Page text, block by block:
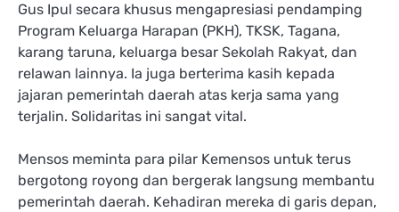
Gus Ipul secara khusus mengapresiasi pendamping
Program Keluarga Harapan (PKH), TKSK, Tagana,
karang taruna, keluarga besar Sekolah Rakyat, dan
relawan lainnya. Ia juga berterima kasih kepada
jajaran pemerintah daerah atas kerja sama yang
terjalin. Solidaritas ini sangat vital.
Mensos meminta para pilar Kemensos untuk terus
bergotong royong dan bergerak langsung membantu
pemerintah daerah. Kehadiran mereka di garis depan,